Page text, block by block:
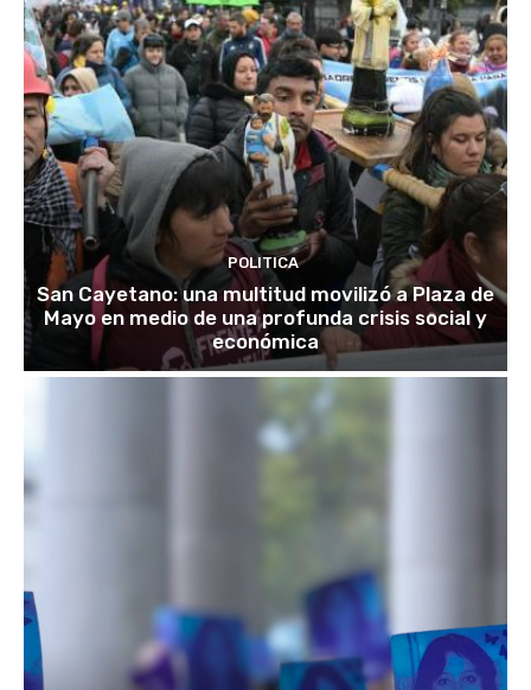
POLITICA
San Cayetano: una multitud movilizó a Plaza de
Mayo en medio de una profunda crisis social y
económica